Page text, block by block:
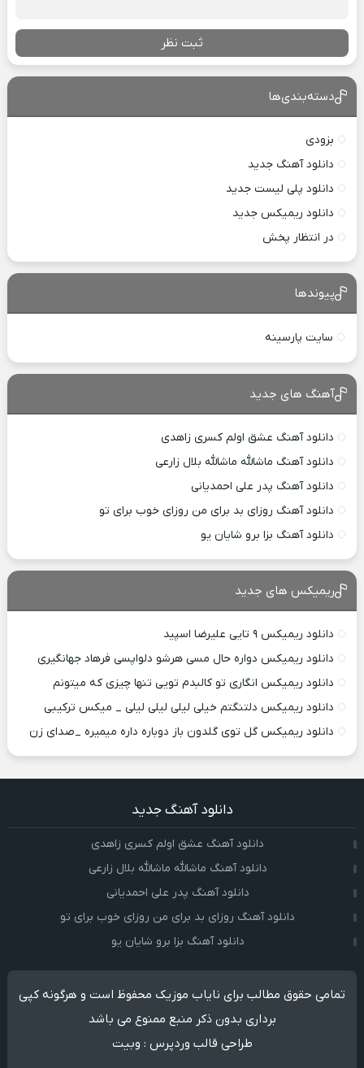
ثبت نظر
دسته‌بندی‌ها
بزودی
دانلود آهنگ جدید
دانلود پلی لیست جدید
دانلود ریمیکس جدید
در انتظار پخش
پیوندها
سایت پارسینه
آهنگ های جدید
دانلود آهنگ عشق اولم کسری زاهدی
دانلود آهنگ ماشالله ماشالله بلال زارعی
دانلود آهنگ پدر علی احمدیانی
دانلود آهنگ روزای بد برای من روزای خوب برای تو
دانلود آهنگ بزا برو شایان یو
ریمیکس های جدید
دانلود ریمیکس ۹ تایی علیرضا اسپید
دانلود ریمیکس دواره حال مسی هرشو دلواپسی فرهاد جهانگیری
دانلود ریمیکس انگاری تو کالبدم تویی تنها چیزی که میتونم
دانلود ریمیکس دلتنگتم خیلی لیلی لیلی لیلی _ میکس ترکیبی
دانلود ریمیکس گل توی گلدون باز دوباره داره میمیره _صدای زن
دانلود آهنگ جدید
دانلود آهنگ عشق اولم کسری زاهدی
دانلود آهنگ ماشالله ماشالله بلال زارعی
دانلود آهنگ پدر علی احمدیانی
دانلود آهنگ روزای بد برای من روزای خوب برای تو
دانلود آهنگ بزا برو شایان یو
تمامی حقوق مطالب برای نایاب موزیک محفوظ است و هرگونه کپی
برداری بدون ذکر منبع ممنوع می باشد
طراحی قالب وردپرس : وبیت